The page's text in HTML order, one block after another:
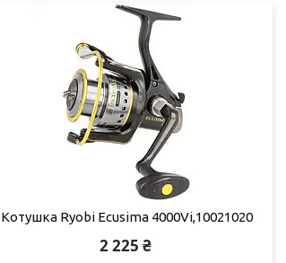
Котушка Ryobi Ecusima 4000Vi,10021020
2 225 ₴